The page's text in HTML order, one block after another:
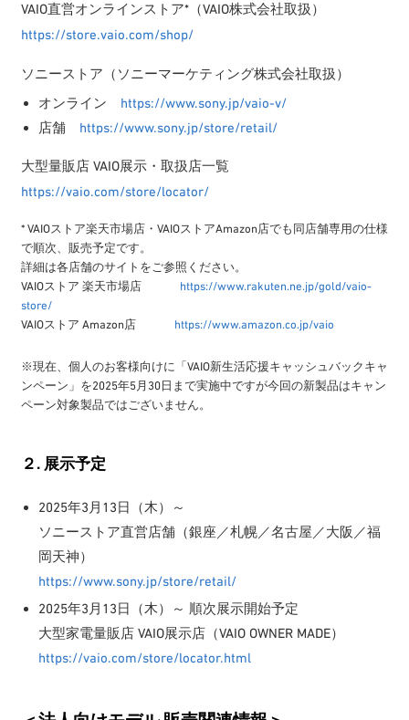
VAIO直営オンラインストア*（VAIO株式会社取扱）
https://store.vaio.com/shop/
ソニーストア（ソニーマーケティング株式会社取扱）
オンライン https://www.sony.jp/vaio-v/
店舗 https://www.sony.jp/store/retail/
大型量販店 VAIO展示・取扱店一覧
https://vaio.com/store/locator/
* VAIOストア楽天市場店・VAIOストアAmazon店でも同店舗専用の仕様
で順次、販売予定です。
詳細は各店舗のサイトをご参照ください。
VAIOストア 楽天市場店 https://www.rakuten.ne.jp/gold/vaio-
store/
VAIOストア Amazon店 https://www.amazon.co.jp/vaio
※現在、個人のお客様向けに「VAIO新生活応援キャッシュバックキャ
ンペーン」を2025年5月30日まで実施中ですが今回の新製品はキャン
ペーン対象製品ではございません。
２. 展示予定
2025年3月13日（木）～
ソニーストア直営店舗（銀座／札幌／名古屋／大阪／福
岡天神）
https://www.sony.jp/store/retail/
2025年3月13日（木）～ 順次展示開始予定
大型家電量販店 VAIO展示店（VAIO OWNER MADE）
https://vaio.com/store/locator.html